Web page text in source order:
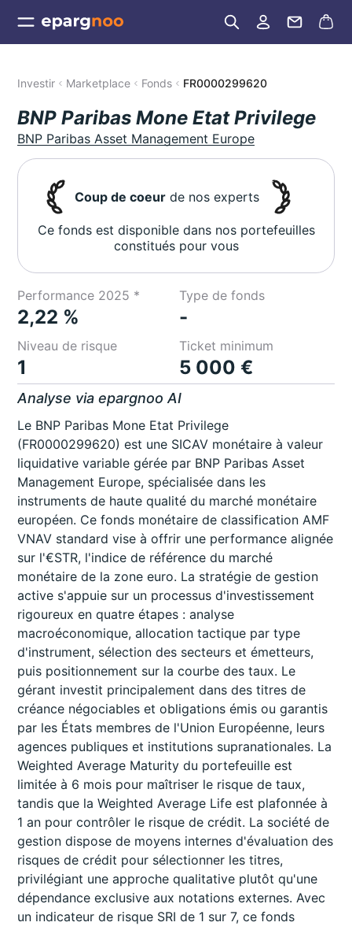
Investir Marketplace Fonds FR0000299620
BNP Paribas Mone Etat Privilege
BNP Paribas Asset Management Europe
Coup de coeur de nos experts
Ce fonds est disponible dans nos portefeuilles
constitués pour vous
Performance 2025 *
2,22 %
Type de fonds
-
Niveau de risque
1
Ticket minimum
5 000 €
Analyse via epargnoo AI
Le BNP Paribas Mone Etat Privilege
(FR0000299620) est une SICAV monétaire à valeur
liquidative variable gérée par BNP Paribas Asset
Management Europe, spécialisée dans les
instruments de haute qualité du marché monétaire
européen. Ce fonds monétaire de classification AMF
VNAV standard vise à offrir une performance alignée
sur l'€STR, l'indice de référence du marché
monétaire de la zone euro. La stratégie de gestion
active s'appuie sur un processus d'investissement
rigoureux en quatre étapes : analyse
macroéconomique, allocation tactique par type
d'instrument, sélection des secteurs et émetteurs,
puis positionnement sur la courbe des taux. Le
gérant investit principalement dans des titres de
créance négociables et obligations émis ou garantis
par les États membres de l'Union Européenne, leurs
agences publiques et institutions supranationales. La
Weighted Average Maturity du portefeuille est
limitée à 6 mois pour maîtriser le risque de taux,
tandis que la Weighted Average Life est plafonnée à
1 an pour contrôler le risque de crédit. La société de
gestion dispose de moyens internes d'évaluation des
risques de crédit pour sélectionner les titres,
privilégiant une approche qualitative plutôt qu'une
dépendance exclusive aux notations externes. Avec
un indicateur de risque SRI de 1 sur 7, ce fonds